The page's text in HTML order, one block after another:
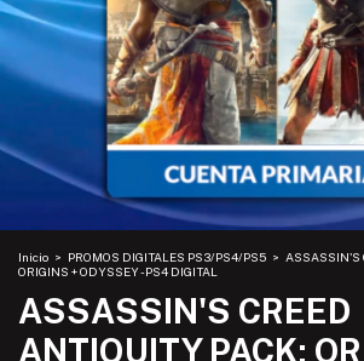
Inicio > PROMOS DIGITALES PS3/PS4/PS5 > ASSASSIN'S
ORIGINS + ODYSSEY - PS4 DIGITAL
ASSASSIN'S CREED
ANTIQUITY PACK: